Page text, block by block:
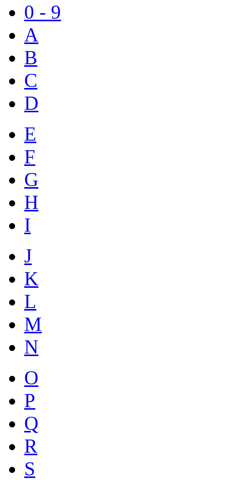
0 - 9
A
B
C
D
E
F
G
H
I
J
K
L
M
N
O
P
Q
R
S